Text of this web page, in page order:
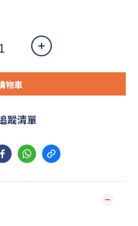
物車
蹤清單